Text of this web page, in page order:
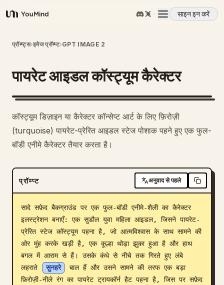
YouMind
साइन इन करें
अवलोकन
उपयोग के मामले
प्रॉम्प्ट
मूल्य निर्धारण
डाउनलोड
ब्लॉग
अपडेट
प्रॉम्प्ट्स›इमेज प्रॉम्प्ट›GPT IMAGE 2
पायरेट आइडल कॉस्ट्यूम कैरेक्टर
कॉस्ट्यूम डिज़ाइन या कैरेक्टर कॉन्सेप्ट आर्ट के लिए फ़िरोज़ी
(turquoise) पायरेट-प्रेरित आइडल स्टेज पोशाक पहने हुए एक फुल-
बॉडी एनीमे कैरेक्टर तैयार करता है।
प्रॉम्प्ट अनुवाद से पहले
सादे सफ़ेद बैकग्राउंड पर एक फुल-बॉडी एनीमे-शैली का कैरेक्टर
इलस्ट्रेशन बनाएँ: एक सुडौल युवा महिला आइडल, जिसने पायरेट-
प्रेरित स्टेज कॉस्ट्यूम पहना है, जो आत्मविश्वास के साथ सामने की
ओर मुंह करके खड़ी है, एक कूल्हा थोड़ा झुका हुआ है और हाथ
बगल में आराम से हैं। उसके कंधे से नीचे तक गिरते हुए लंबे
लहराते
सुनहरे
बाल हैं और उसने सामने की तरफ एक बड़ा
फ़िरोज़ी-नीले रंग का पायरेट ट्रायकॉर्न हैट पहना है, जिस पर सफ़ेद